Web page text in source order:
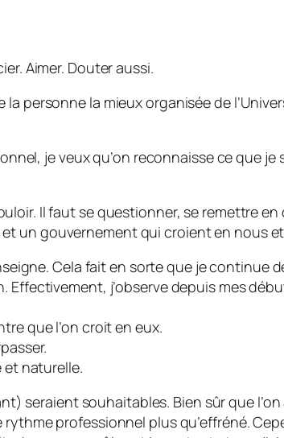
Aimer. Douter aussi.
la mieux organisée de
je veux qu’on reconnaisse ce que je
Il faut se questionner, se remettre
un gouvernement qui croient en nous
Cela fait en sorte que je continue
Effectivement, j’observe depuis mes
que l’on croit en eux.
et naturelle.
seraient souhaitables. Bien sûr que
professionnel plus qu’effréné.